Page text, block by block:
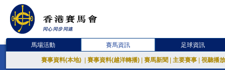
馬場活動 賽馬資訊 足球資訊
賽事資料(本地) 賽事資料(越洋轉播) 賽馬新聞 主要賽事 視聽播